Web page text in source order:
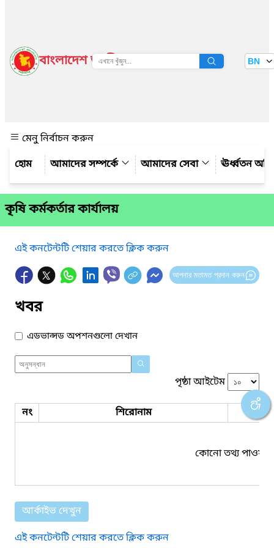
বাংলাদেশ জাতীয় তথ্য বাতায়ন BN
মেনু নির্বাচন করুন
আমাদের সম্পর্কে
আমাদের সেবা ঊর্ধ্বতন
কৃষি কর্মকর্তার কার্যালয়
এই কনটেন্টটি শেয়ার করতে ক্লিক করুন
আপনার মতামত প্রদান করুন
খবর
এডভান্সড অপশনগুলো দেখান
পৃষ্ঠা আইটেম
নং শিরোনাম ফাইল
কোনো তথ্য পাওয়া
আর্কাইভ দেখুন
এই কনটেন্টটি শেয়ার করতে ক্লিক করুন